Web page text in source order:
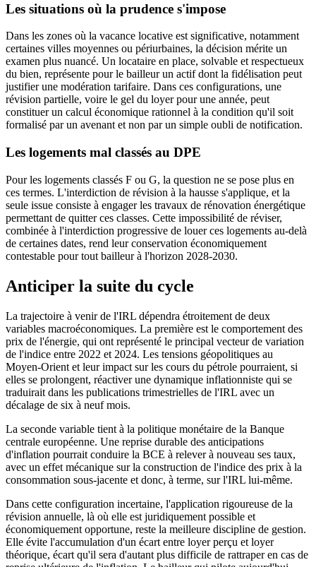
Les situations où la prudence s'impose
Dans les zones où la vacance locative est significative, notamment
certaines villes moyennes ou périurbaines, la décision mérite un
examen plus nuancé. Un locataire en place, solvable et respectueux
du bien, représente pour le bailleur un actif dont la fidélisation peut
justifier une modération tarifaire. Dans ces configurations, une
révision partielle, voire le gel du loyer pour une année, peut
constituer un calcul économique rationnel à la condition qu'il soit
formalisé par un avenant et non par un simple oubli de notification.
Les logements mal classés au DPE
Pour les logements classés F ou G, la question ne se pose plus en
ces termes. L'interdiction de révision à la hausse s'applique, et la
seule issue consiste à engager les travaux de rénovation énergétique
permettant de quitter ces classes. Cette impossibilité de réviser,
combinée à l'interdiction progressive de louer ces logements au-delà
de certaines dates, rend leur conservation économiquement
contestable pour tout bailleur à l'horizon 2028-2030.
Anticiper la suite du cycle
La trajectoire à venir de l'IRL dépendra étroitement de deux
variables macroéconomiques. La première est le comportement des
prix de l'énergie, qui ont représenté le principal vecteur de variation
de l'indice entre 2022 et 2024. Les tensions géopolitiques au
Moyen-Orient et leur impact sur les cours du pétrole pourraient, si
elles se prolongent, réactiver une dynamique inflationniste qui se
traduirait dans les publications trimestrielles de l'IRL avec un
décalage de six à neuf mois.
La seconde variable tient à la politique monétaire de la Banque
centrale européenne. Une reprise durable des anticipations
d'inflation pourrait conduire la BCE à relever à nouveau ses taux,
avec un effet mécanique sur la construction de l'indice des prix à la
consommation sous-jacente et donc, à terme, sur l'IRL lui-même.
Dans cette configuration incertaine, l'application rigoureuse de la
révision annuelle, là où elle est juridiquement possible et
économiquement opportune, reste la meilleure discipline de gestion.
Elle évite l'accumulation d'un écart entre loyer perçu et loyer
théorique, écart qu'il sera d'autant plus difficile de rattraper en cas de